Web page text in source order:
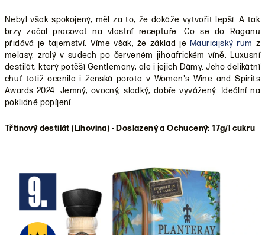
Nebyl však spokojený, měl za to, že dokáže vytvořit lepší. A tak
brzy začal pracovat na vlastní receptuře. Co se do Raganu
přidává je tajemství. Víme však, že základ je Mauricijský rum z
melasy, zralý v sudech po červeném jihoafrickém víně. Luxusní
destilát, který potěší Gentlemany, ale i jejich Dámy. Jeho delikátní
chuť totiž ocenila i ženská porota v Women's Wine and Spirits
Awards 2024. Jemný, ovocný, sladký, dobře vyvážený. Ideální na
poklidné popíjení.
Třtinový destilát (Lihovina) - Doslazený a Ochucený: 17g/l cukru